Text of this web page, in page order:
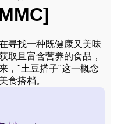
寻找一种既健康又美味
取且富含营养的食品，
，"土豆搭子"这一概念
食搭档。